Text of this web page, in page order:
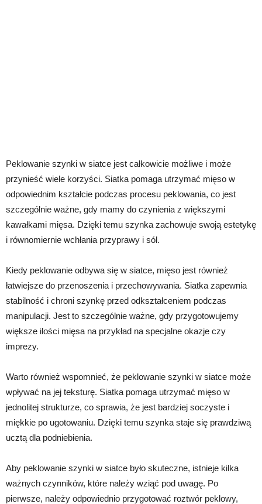
Peklowanie szynki w siatce jest całkowicie możliwe i może
przynieść wiele korzyści. Siatka pomaga utrzymać mięso w
odpowiednim kształcie podczas procesu peklowania, co jest
szczególnie ważne, gdy mamy do czynienia z większymi
kawałkami mięsa. Dzięki temu szynka zachowuje swoją estetykę
i równomiernie wchłania przyprawy i sól.
Kiedy peklowanie odbywa się w siatce, mięso jest również
łatwiejsze do przenoszenia i przechowywania. Siatka zapewnia
stabilność i chroni szynkę przed odkształceniem podczas
manipulacji. Jest to szczególnie ważne, gdy przygotowujemy
większe ilości mięsa na przykład na specjalne okazje czy
imprezy.
Warto również wspomnieć, że peklowanie szynki w siatce może
wpływać na jej teksturę. Siatka pomaga utrzymać mięso w
jednolitej strukturze, co sprawia, że jest bardziej soczyste i
miękkie po ugotowaniu. Dzięki temu szynka staje się prawdziwą
ucztą dla podniebienia.
Aby peklowanie szynki w siatce było skuteczne, istnieje kilka
ważnych czynników, które należy wziąć pod uwagę. Po
pierwsze, należy odpowiednio przygotować roztwór peklowy,